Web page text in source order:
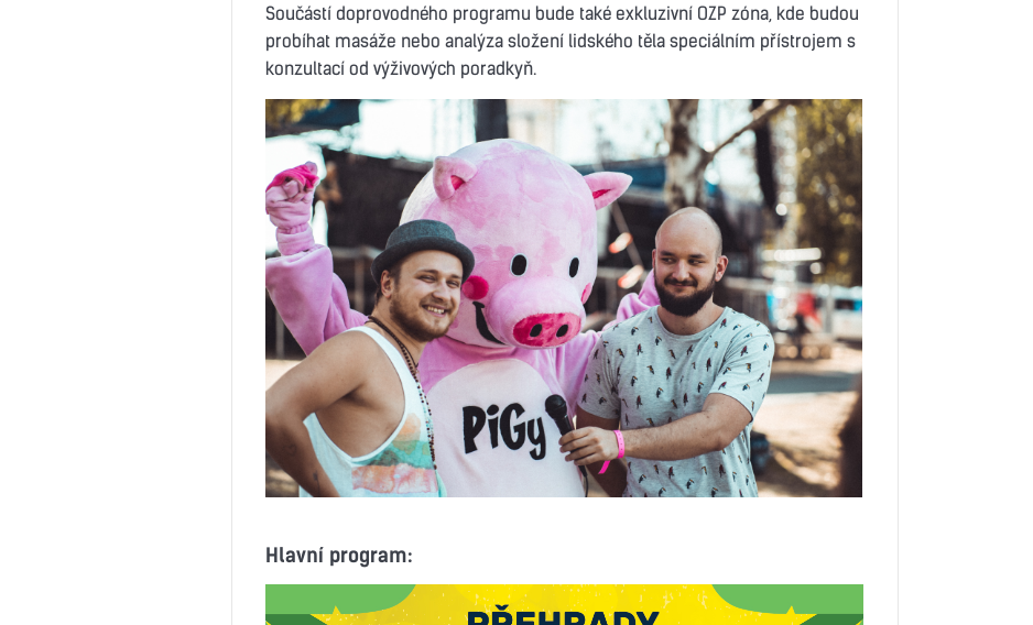
Součástí doprovodného programu bude také exkluzivní OZP zóna, kde budou
probíhat masáže nebo analýza složení lidského těla speciálním přístrojem s
konzultací od výživových poradkyň.
Hlavní program: